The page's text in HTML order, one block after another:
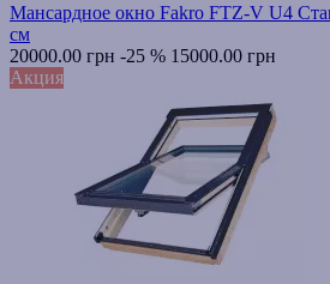
Мансардное окно Fakro FTZ-V U4
см
20000.00 грн -25 % 15000.00 грн
Акция